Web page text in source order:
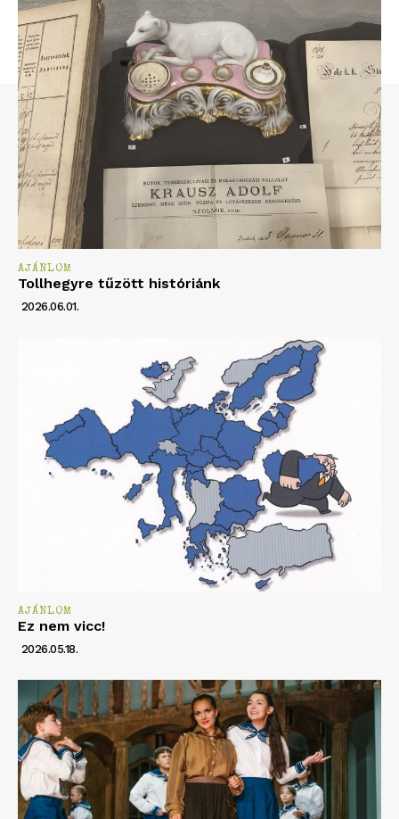
AJÁNLOM
Tollhegyre tűzött históriánk
2026.06.01.
AJÁNLOM
Ez nem vicc!
2026.05.18.